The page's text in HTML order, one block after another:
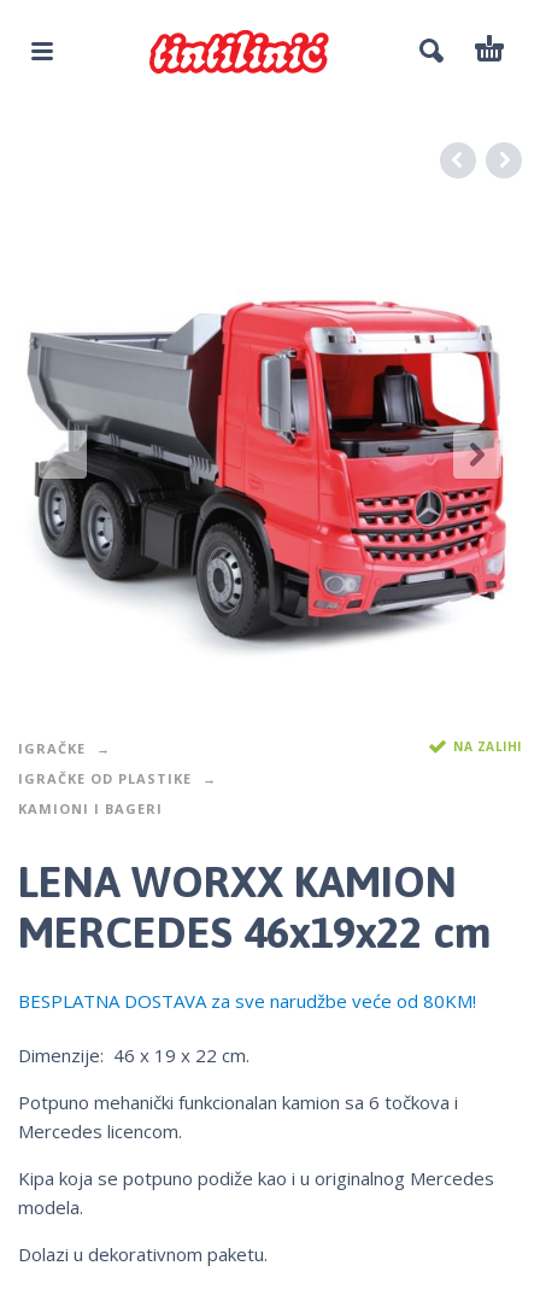
IGRAČKE
IGRAČKE OD PLASTIKE
KAMIONI I BAGERI
NA ZALIHI
LENA WORXX KAMION
MERCEDES 46x19x22 cm
BESPLATNA DOSTAVA za sve narudžbe veće od 80KM!
Dimenzije: 46 x 19 x 22 cm.
Potpuno mehanički funkcionalan kamion sa 6 točkova i
Mercedes licencom.
Kipa koja se potpuno podiže kao i u originalnog Mercedes
modela.
Dolazi u dekorativnom paketu.